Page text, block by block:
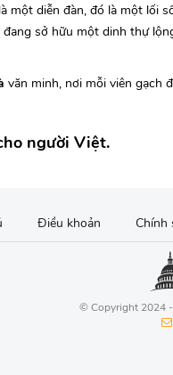
một diễn đàn, đó là một lối
sở hữu một dinh thự
văn minh, nơi mỗi viên gạch
người Việt.
Điều khoản Chính
© Copyright 2024 -